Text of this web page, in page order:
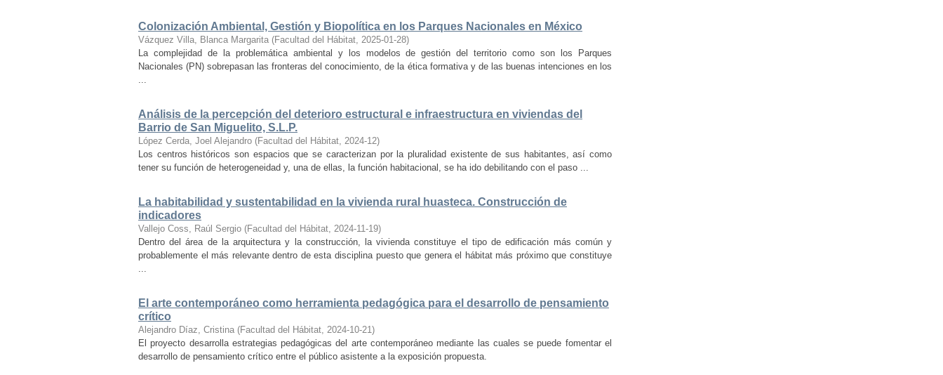
Colonización Ambiental, Gestión y Biopolítica en los Parques Nacionales en México
Vázquez Villa, Blanca Margarita (Facultad del Hábitat, 2025-01-28)
La complejidad de la problemática ambiental y los modelos de gestión del territorio como son los Parques
Nacionales (PN) sobrepasan las fronteras del conocimiento, de la ética formativa y de las buenas intenciones en los
...
Análisis de la percepción del deterioro estructural e infraestructura en viviendas del
Barrio de San Miguelito, S.L.P.
López Cerda, Joel Alejandro (Facultad del Hábitat, 2024-12)
Los centros históricos son espacios que se caracterizan por la pluralidad existente de sus habitantes, así como
tener su función de heterogeneidad y, una de ellas, la función habitacional, se ha ido debilitando con el paso ...
La habitabilidad y sustentabilidad en la vivienda rural huasteca. Construcción de
indicadores
Vallejo Coss, Raúl Sergio (Facultad del Hábitat, 2024-11-19)
Dentro del área de la arquitectura y la construcción, la vivienda constituye el tipo de edificación más común y
probablemente el más relevante dentro de esta disciplina puesto que genera el hábitat más próximo que constituye
...
El arte contemporáneo como herramienta pedagógica para el desarrollo de pensamiento
crítico
Alejandro Díaz, Cristina (Facultad del Hábitat, 2024-10-21)
El proyecto desarrolla estrategias pedagógicas del arte contemporáneo mediante las cuales se puede fomentar el
desarrollo de pensamiento crítico entre el público asistente a la exposición propuesta.